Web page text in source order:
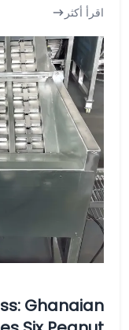
اقرأ أكثر
Ghanaian